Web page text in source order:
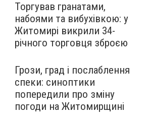
Торгував гранатами,
набоями та вибухівкою: у
Житомирі викрили 34-
річного торговця зброєю
Грози, град і послаблення
спеки: синоптики
попередили про зміну
погоди на Житомирщині